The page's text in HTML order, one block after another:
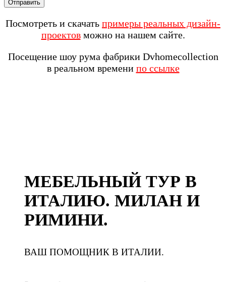
Посмотреть и скачать примеры реальных дизайн-
проектовможно на нашем сайте.
Посещение шоу рума фабрики Dvhomecollection
в реальном времени по ссылке
МЕБЕЛЬНЫЙ ТУР В
ИТАЛИЮ. МИЛАН И
РИМИНИ.
ВАШ ПОМОЩНИК В ИТАЛИИ.